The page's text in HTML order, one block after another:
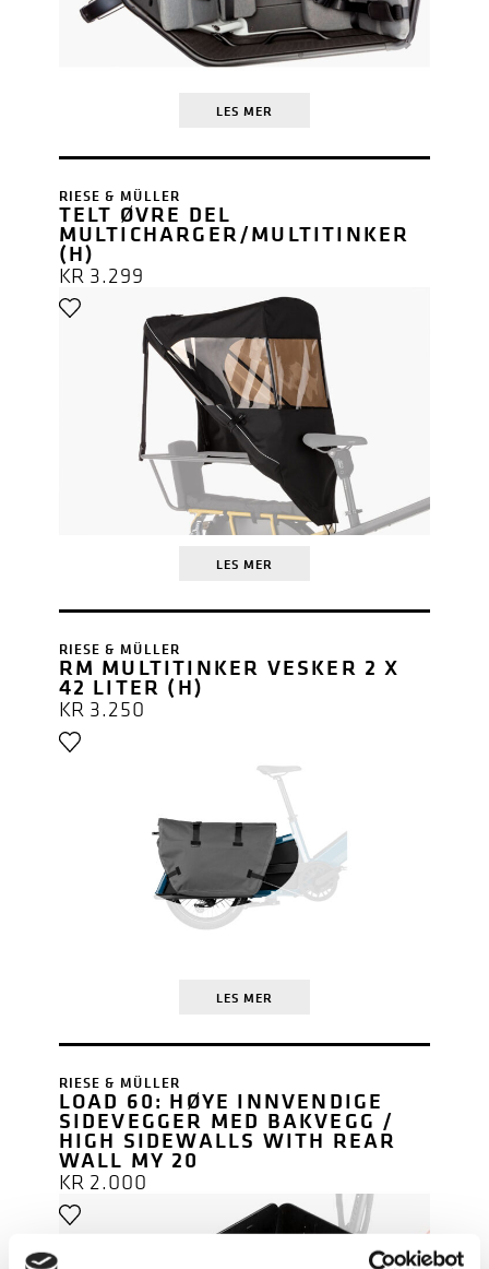
LES MER
RIESE & MÜLLER
TELT ØVRE DEL
MULTICHARGER/MULTITINKER
(H)
KR 3.299
LES MER
RIESE & MÜLLER
RM MULTITINKER VESKER 2 X
42 LITER (H)
KR3.250
LES MER
RIESE & MÜLLER
LOAD 60: HØYE INNVENDIGE
SIDEVEGGER MED BAKVEGG /
HIGH SIDEWALLS WITH REAR
WALL MY 20
KR2.000